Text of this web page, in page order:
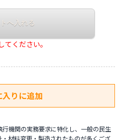
ください。
機関の実務要求に特化し、一般の民生